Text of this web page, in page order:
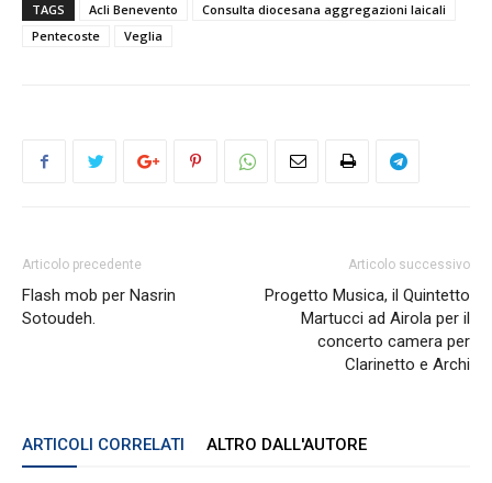
TAGS Acli Benevento
Consulta diocesana aggregazioni laicali
Pentecoste
Veglia
Articolo precedente
Flash mob per Nasrin
Sotoudeh.
Articolo successivo
Progetto Musica, il Quintetto
Martucci ad Airola per il
concerto camera per
Clarinetto e Archi
ARTICOLI CORRELATI ALTRO DALL'AUTORE